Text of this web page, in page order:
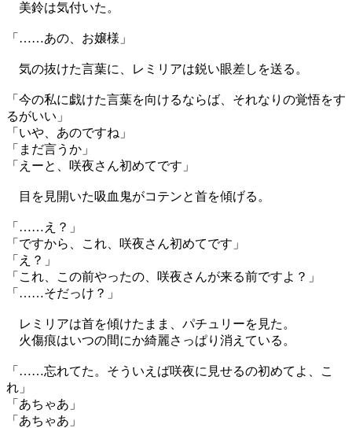
美鈴は気付いた。
「……あの、お嬢様」
気の抜けた言葉に、レミリアは鋭い眼差しを送る。
「今の私に戯けた言葉を向けるならば、それなりの覚悟をす
るがいい」
「いや、あのですね」
「まだ言うか」
「えーと、咲夜さん初めてです」
目を見開いた吸血鬼がコテンと首を傾げる。
「……え？」
「ですから、これ、咲夜さん初めてです」
「え？」
「これ、この前やったの、咲夜さんが来る前ですよ？」
「……そだっけ？」
レミリアは首を傾けたまま、パチュリーを見た。
火傷痕はいつの間にか綺麗さっぱり消えている。
「……忘れてた。そういえば咲夜に見せるの初めてよ、こ
れ」
「あちゃあ」
「あちゃあ」